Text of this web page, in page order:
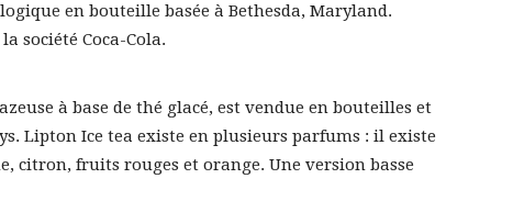
en bouteille basée à Bethesda, Maryland.
société Coca-Cola.
à base de thé glacé, est vendue en bouteilles et
Lipton Ice tea existe en plusieurs parfums : il existe
citron, fruits rouges et orange. Une version basse